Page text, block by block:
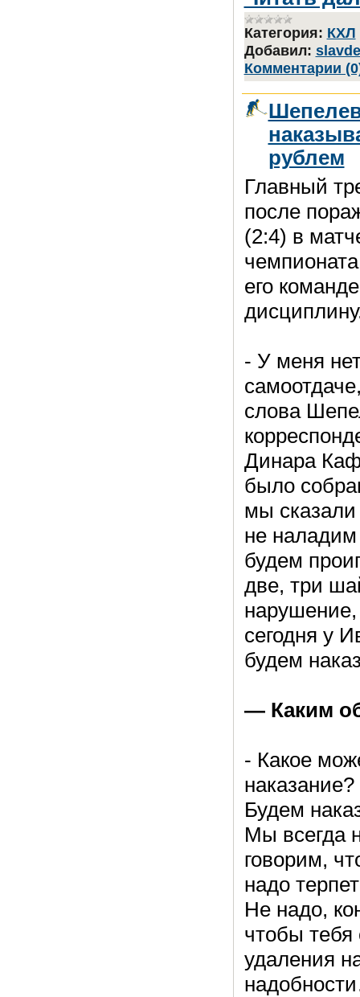
Категория: КХЛ
Добавил:
Комментарии
рублем
Главный
после
(2:4) в
его
- У меня
слова
Динара
было
мы сказали
не наладим
будем
две, три
сегодня у
будем
— Каким
- Какое
Будем
Мы всегда
говорим,
надо
Не надо,
чтобы
удаления